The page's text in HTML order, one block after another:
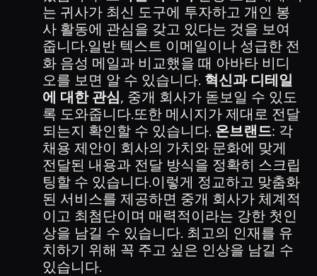
는 귀사가 최신 도구에 투자하고 개인 봉
사 활동에 관심을 갖고 있다는 것을 보여
줍니다.일반 텍스트 이메일이나 성급한 전
화 음성 메일과 비교했을 때 아바타 비디
오를 보면 알 수 있습니다. 혁신과 디테일
에 대한 관심, 중개 회사가 돋보일 수 있도
록 도와줍니다.또한 메시지가 제대로 전달
되는지 확인할 수 있습니다. 온브랜드: 각
채용 제안이 회사의 가치와 문화에 맞게
전달된 내용과 전달 방식을 정확히 스크립
팅할 수 있습니다.이렇게 정교하고 맞춤화
된 서비스를 제공하면 중개 회사가 체계적
이고 최첨단이며 매력적이라는 강한 첫인
상을 남길 수 있습니다. 최고의 인재를 유
치하기 위해 꼭 주고 싶은 인상을 남길 수
있습니다.